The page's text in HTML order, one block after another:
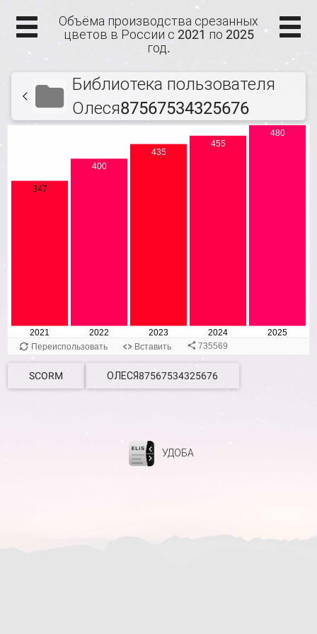
Объёма производства срезанных
цветов в России с 2021 по 2025
год.
Библиотека пользователя
Олеся87567534325676
SCORM ОЛЕСЯ87567534325676
УДОБА